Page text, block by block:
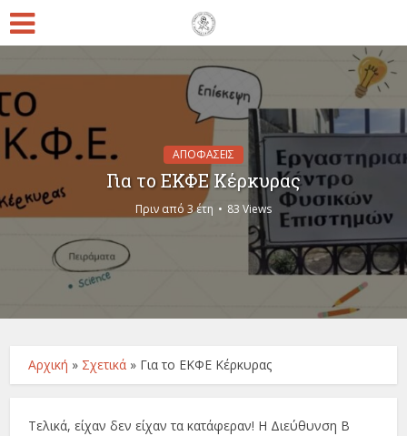
ΑΠΟΦΑΣΕΙΣ
Για το ΕΚΦΕ Κέρκυρας
Πριν από 3 έτη 83 Views
Αρχική » Σχετικά » Για το ΕΚΦΕ Κέρκυρας
Τελικά, είχαν δεν είχαν τα κατάφεραν! Η Διεύθυνση Β